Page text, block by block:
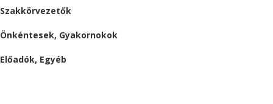
Szakkörvezetők
Önkéntesek, Gyakornokok
Előadók, Egyéb